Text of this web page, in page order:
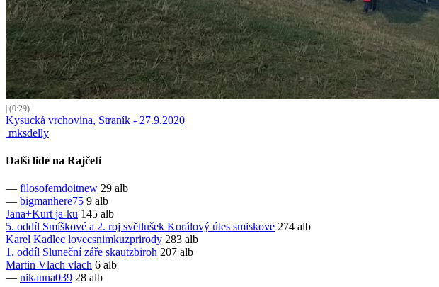
| (0:29)
Kysucká vrchovina, Straník - 27.9.2020
mksdelly
Další lidé na Rajčeti
— filosofemdoitnew 29 alb
— bigmanhere75 9 alb
Jana+Kurt ja-ku 145 alb
5. oddíl Smíškové a 2. roj světlušek Korálový útes smiskove 274 alb
Karel Kadlec lovecsnimkuzprirody 283 alb
1. oddíl Sluneční záře skautzbiroh 207 alb
Martin Vlach vlach 6 alb
— nikanna039 28 alb